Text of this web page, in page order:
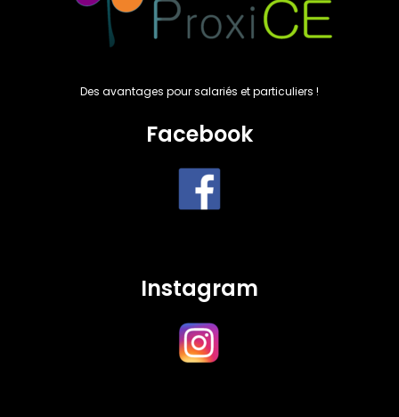
Des avantages pour salariés et particuliers !
Facebook
Instagram